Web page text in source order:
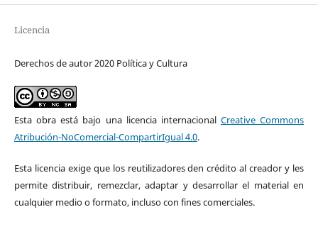
Licencia
Derechos de autor 2020 Política y Cultura
Esta obra está bajo una licencia internacional Creative Commons
Atribución-NoComercial-CompartirIgual 4.0.
Esta licencia exige que los reutilizadores den crédito al creador y les
permite distribuir, remezclar, adaptar y desarrollar el material en
cualquier medio o formato, incluso con fines comerciales.